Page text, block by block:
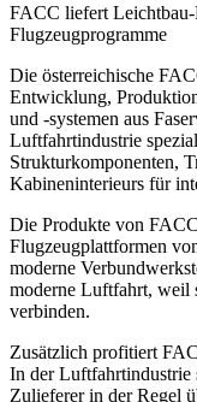
FACC liefert
Flugzeugprogramme
Die österreichische
Entwicklung,
und -systemen aus
Luftfahrtindustrie
Strukturkomponenten,
Kabineninterieurs für
Die Produkte von
Flugzeugplattformen
moderne
moderne Luftfahrt, weil
verbinden.
Zusätzlich profitiert
In der Luftfahrtindustrie
Zulieferer in der Regel